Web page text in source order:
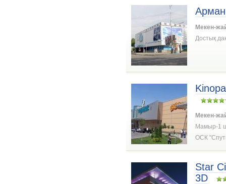
Мекен-
Достық
Мекен-
Мамыр-1
ОСК
Star
3D